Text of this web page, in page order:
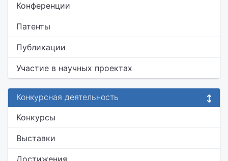
Конференции
Патенты
Публикации
Участие в научных проектах
Конкурсная деятельность
Конкурсы
Выставки
Достижения